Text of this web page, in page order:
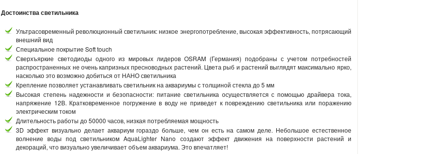
Достоинства светильника
Ультрасовременный революционный светильник: низкое энергопотребление, высокая эффективность, потрясающий
внешний вид
Специальное покрытие Soft touch
Сверхъяркие светодиоды одного из мировых лидеров OSRAM (Германия) подобраны с учетом потребностей
распространенных не очень капризных пресноводных растений. Цвета рыб и растений выглядят максимально ярко,
насколько это возможно добиться от НАНО светильника
Крепление позволяет устанавливать светильник на аквариумы с толщиной стекла до 5 мм
Высокая степень надежности и безопасности: питание светильника осуществляется с помощью драйвера тока,
напряжение 12В. Кратковременное погружение в воду не приведет к повреждению светильника или поражению
электрическим током
Длительность работы до 50000 часов, низкая потребляемая мощность
3D эффект визуально делает аквариум гораздо больше, чем он есть на самом деле. Небольшое естественное
волнение воды под светильником AquaLighter Nano создают эффект движения на поверхности растений и
декораций, что визуально увеличивает объем аквариума. Это впечатляет!